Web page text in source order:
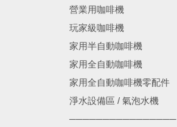
營業用咖啡機
玩家級咖啡機
家用半自動咖啡機
家用全自動咖啡機
家用全自動咖啡機零配件
淨水設備區 / 氣泡水機
────────────────